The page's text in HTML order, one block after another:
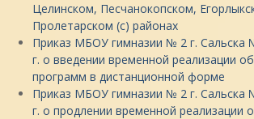
Целинском, Песчанокопском,
Пролетарском (с) районах
Приказ МБОУ гимназии № 2 г. Сальска
г. о введении временной реализации
программ в дистанционной форме
Приказ МБОУ гимназии № 2 г. Сальска
г. о продлении временной реализации